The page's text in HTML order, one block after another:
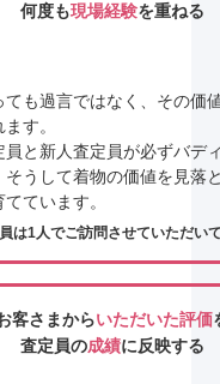
何度も現場経験を重ねる
も過言ではなく、その価
す。
と新人査定員が必ずバデ
うして着物の価値を見落
ています。
は1人でご訪問させていただい
客さまからいただいた評価
査定員の成績に反映する